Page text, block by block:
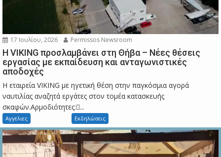
17 Ιουλίου, 2026 Permissos Newsroom
Η VIKING προσλαμβάνει στη Θήβα – Νέες θέσεις
εργασίας με εκπαίδευση και ανταγωνιστικές
αποδοχές
Η εταιρεία VIKING με ηγετική θέση στην παγκόσμια αγορά
ναυτιλίας αναζητά εργάτες στον τομέα κατασκευής
σκαφών.Αρμοδιότητες:...
Αγγελιες Εκδηλώσεις